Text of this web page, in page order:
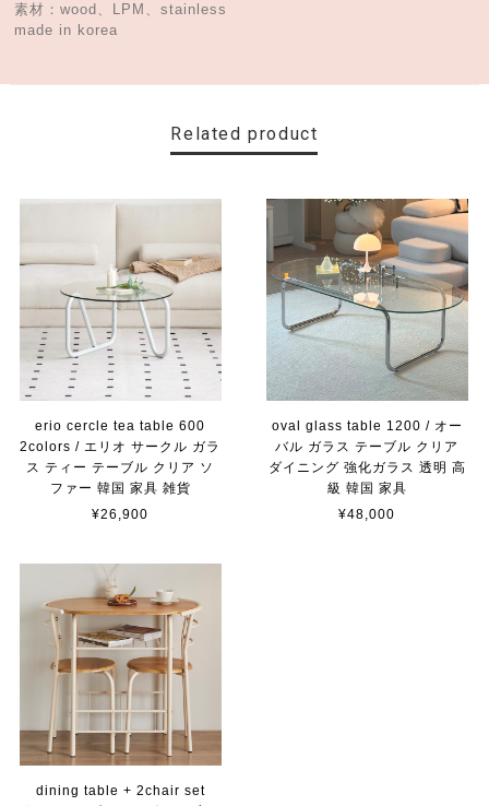
素材：wood、LPM、stainless
made in korea
Related product
erio cercle tea table 600
2colors / エリオ サークル ガラ
ス ティー テーブル クリア ソ
ファー 韓国 家具 雑貨
¥26,900
oval glass table 1200 / オー
バル ガラス テーブル クリア
ダイニング 強化ガラス 透明 高
級 韓国 家具
¥48,000
dining table + 2chair set